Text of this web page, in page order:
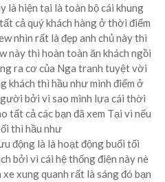
là hiện tại là toàn bộ cái khung
cả quý khách hàng ở thời điểm
nhìn rất là đẹp anh chủ này thì
này thì hoàn toàn ăn khách ngồi
ra cơ của Nga tranh tuyệt vời
khách thì hầu như mình điểm ở
bởi vì sao mình lựa cái thời
tất cả các bạn đã xem Tại vì nếu
thì hầu như
động là là hoạt động buổi tối
bởi vì cái hệ thống điện này nè
xung quanh rất là sáng đó bạn